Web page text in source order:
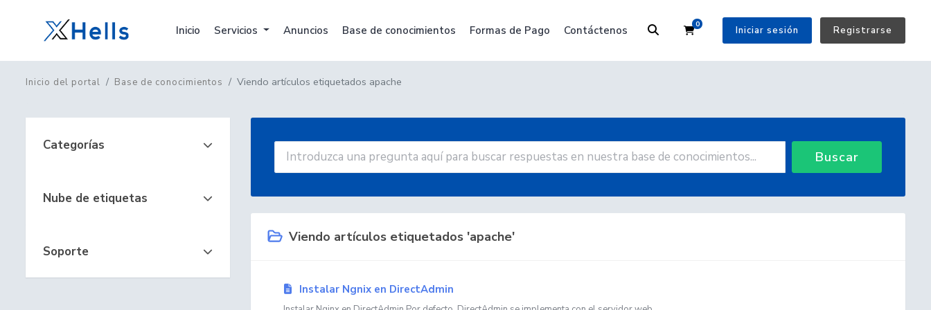
Inicio Servicios Anuncios Base de conocimientos Formas de Pago Contáctenos 0
Carrito Iniciar sesión Registrarse
Inicio del portal Base de conocimientos Viendo artículos etiquetados apache
Categorías
Nube de etiquetas
Soporte
Buscar
Viendo artículos etiquetados 'apache'
Instalar Ngnix en DirectAdmin